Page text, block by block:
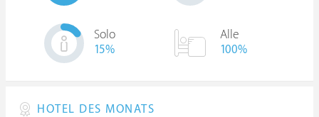
Solo
15%
Alle
100%
HOTEL DES MONATS